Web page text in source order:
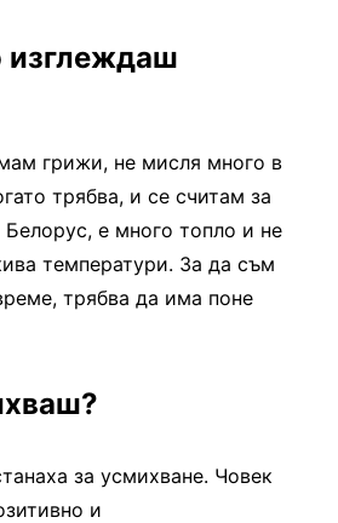
изглеждаш
грижи, не мисля много в
трябва, и се считам за
Белорус, е много топло и не
температури. За да съм
трябва да има поне
за усмихване. Човек
и